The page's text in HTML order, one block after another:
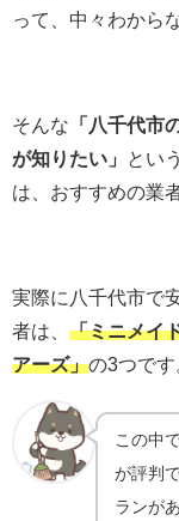
って、中々わから
そんな 「八千代市
が知りたい」
とい
は、おすすめの業
実際に八千代市で
者は、 「ミニメイ
アーズ」の3つです
この中
が評判
ランが